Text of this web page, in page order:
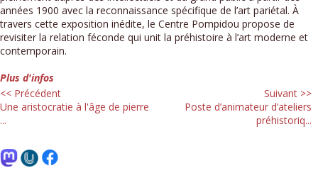
années 1900 avec la reconnaissance spécifique de l’art pariétal. À
travers cette exposition inédite, le Centre Pompidou propose de
revisiter la relation féconde qui unit la préhistoire à l’art moderne et
contemporain.
Plus d'infos
<< Précédent
Une aristocratie à l'âge de pierre
...
Suivant >>
Poste d’animateur d’ateliers
préhistoriq...